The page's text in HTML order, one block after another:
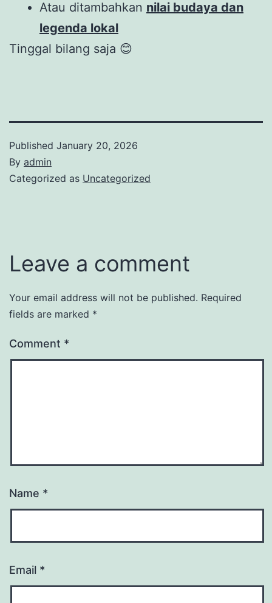
Atau ditambahkan nilai budaya dan
legenda lokal
Tinggal bilang saja 😊
Published January 20, 2026
By admin
Categorized as Uncategorized
Leave a comment
Your email address will not be published. Required
fields are marked *
Comment *
Name *
Email *